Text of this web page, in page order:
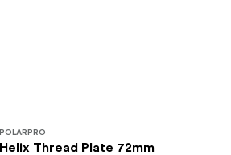
POLARPRO
Helix Thread Plate 72mm